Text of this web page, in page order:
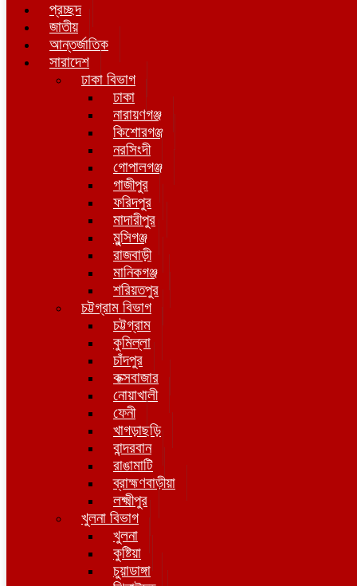
প্রচ্ছদ
জাতীয়
আন্তর্জাতিক
সারাদেশ
ঢাকা বিভাগ
ঢাকা
নারায়ণগঞ্জ
কিশোরগঞ্জ
নরসিংদী
গোপালগঞ্জ
গাজীপুর
ফরিদপুর
মাদারীপুর
মুন্সিগঞ্জ
রাজবাড়ী
মানিকগঞ্জ
শরিয়তপুর
চট্টগ্রাম বিভাগ
চট্টগ্রাম
কুমিল্লা
চাঁদপুর
কক্সবাজার
নোয়াখালী
ফেনী
খাগড়াছড়ি
বান্দরবান
রাঙামাটি
ব্রাহ্মণবাড়ীয়া
লক্ষ্মীপুর
খুলনা বিভাগ
খুলনা
কুষ্টিয়া
চুয়াডাঙ্গা